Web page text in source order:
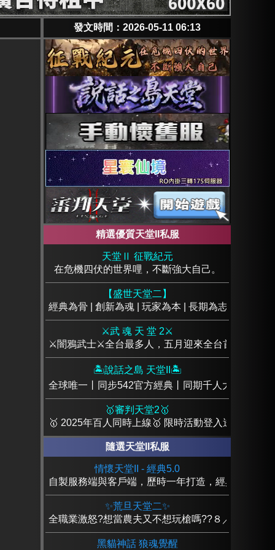
發文時間：2026-05-11 06:13
精選優質天堂II私服
天堂Ⅱ 征戰紀元
在危機四伏的世界哩，不斷強大自己。
【盛世天堂二】
經典為骨 | 創新為魂 | 玩家為本 | 長期為志
⚔️武 魂 天 堂 2⚔️
⚔️闇鴉武士⚔️全台最多人，五月迎來全台首創變身系
🏝️說話之島 天堂II🏝️
全球唯一丨同步542官方經典丨同期千人大服丨搬磚
🥇審判天堂2🥇
🥇 2025年百人同時上線🥇 限時活動登入送+25頂
隨選天堂II私服
情懷天堂II - 經典5.0
自製服務端與客戶端，歷時一年打造，經典重現亞
✨荒旦天堂二✨
全職業激怒?想當農夫又不想玩槍嗎??８／２1
黑貓神話 狼魂覺醒